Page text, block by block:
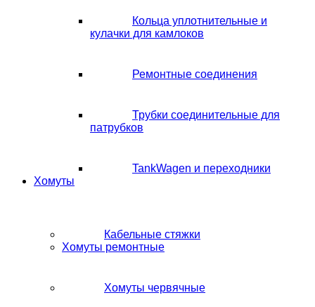
Кольца уплотнительные и
кулачки для камлоков
Ремонтные соединения
Трубки соединительные для
патрубков
TankWagen и переходники
Хомуты
Кабельные стяжки
Хомуты ремонтные
Хомуты червячные